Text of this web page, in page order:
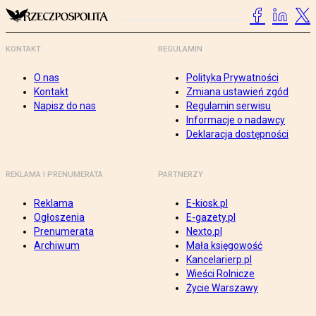
KONTAKT
O nas
Kontakt
Napisz do nas
REGULAMIN
Polityka Prywatności
Zmiana ustawień zgód
Regulamin serwisu
Informacje o nadawcy
Deklaracja dostępności
REKLAMA I PRENUMERATA
Reklama
Ogłoszenia
Prenumerata
Archiwum
PARTNERZY
E-kiosk.pl
E-gazety.pl
Nexto.pl
Mała księgowość
Kancelarierp.pl
Wieści Rolnicze
Życie Warszawy